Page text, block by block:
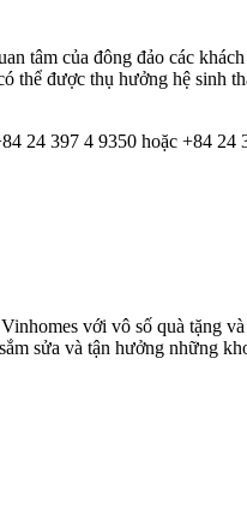
tâm của đông đảo các
thể được thụ hưởng hệ sinh
24 397 4 9350 hoặc +84 24
với vô số quà tặng
sửa và tận hưởng những